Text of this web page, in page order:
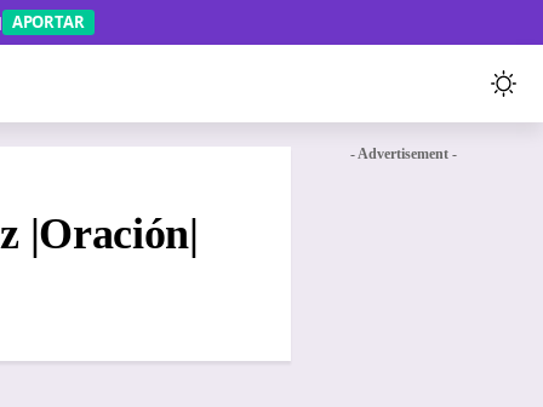
APORTAR
|Oración|
- Advertisement -